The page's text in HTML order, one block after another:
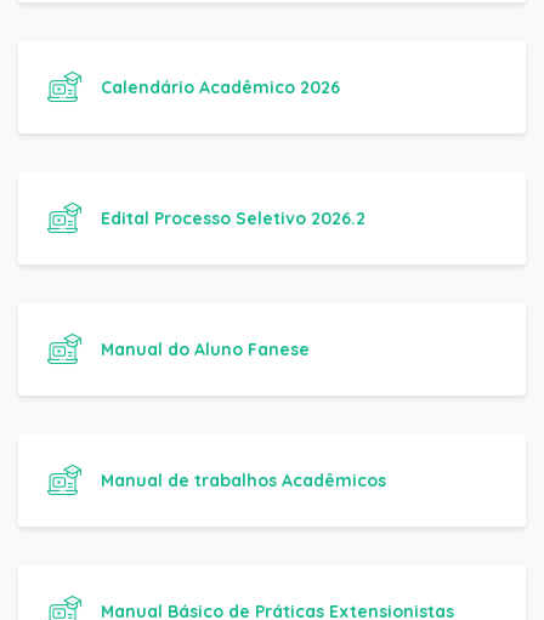
Calendário Acadêmico 2026
Edital Processo Seletivo 2026.2
Manual do Aluno Fanese
Manual de trabalhos Acadêmicos
Manual Básico de Práticas Extensionistas